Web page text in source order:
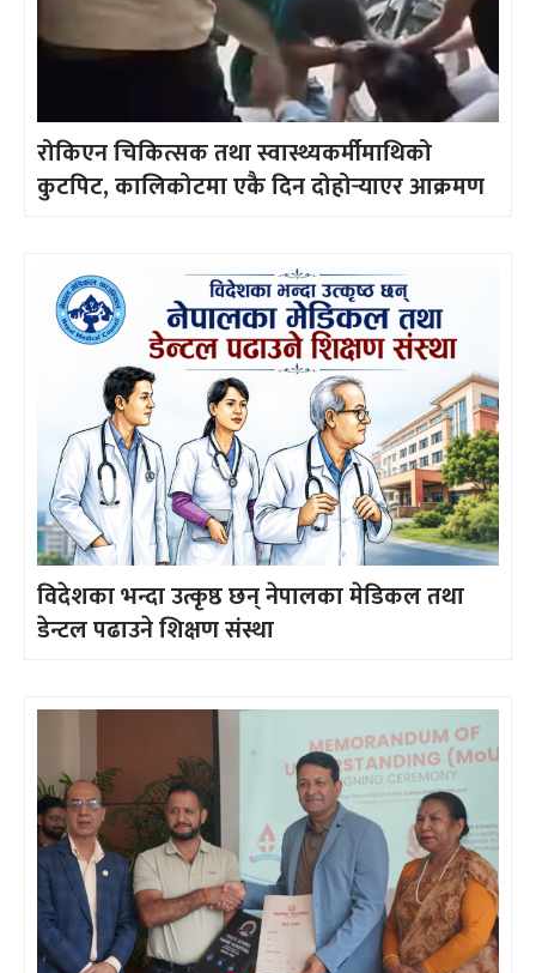
रोकिएन चिकित्सक तथा स्वास्थ्यकर्मीमाथिको
कुटपिट, कालिकोटमा एकै दिन दोहोर्‍याएर आक्रमण
विदेशका भन्दा उत्कृष्ठ छन् नेपालका मेडिकल तथा
डेन्टल पढाउने शिक्षण संस्था